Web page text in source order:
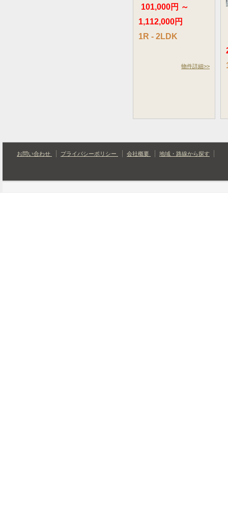
101,000円 ～
1,112,000円
1R - 2LDK
物件詳細>>
お問い合わせ プライバシーポリシー 会社概要 地域・路線から探す